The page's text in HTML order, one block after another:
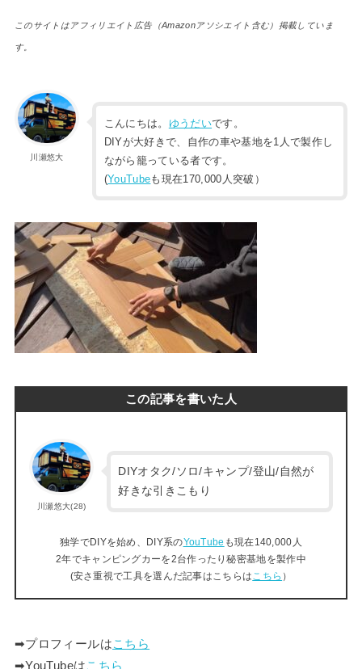
このサイトはアフィリエイト広告（Amazonアソシエイト含む）掲載していま
す。
川瀬悠大
こんにちは。 ゆうだいです。
DIYが大好きで、自作の車や基地を1人で製作し
ながら籠っている者です。
(YouTubeも現在170,000人突破）
この記事を書いた人
川瀬悠大(28)
DIYオタク/ソロ/キャンプ/登山/自然が
好きな引きこもり
独学でDIYを始め、DIY系のYouTube も現在140,000人
2年でキャンピングカーを2台作ったり秘密基地を製作中
(安さ重視で工具を選んだ記事はこちらは こちら ）
➡︎プロフィールはこちら
➡︎YouTubeはこちら